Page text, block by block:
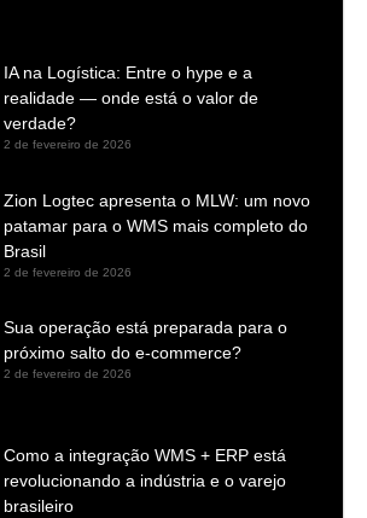
IA na Logística: Entre o hype e a
realidade — onde está o valor de
verdade?
2 de fevereiro de 2026
Zion Logtec apresenta o MLW: um novo
patamar para o WMS mais completo do
Brasil
2 de fevereiro de 2026
Sua operação está preparada para o
próximo salto do e-commerce?
2 de fevereiro de 2026
Como a integração WMS + ERP está
revolucionando a indústria e o varejo
brasileiro